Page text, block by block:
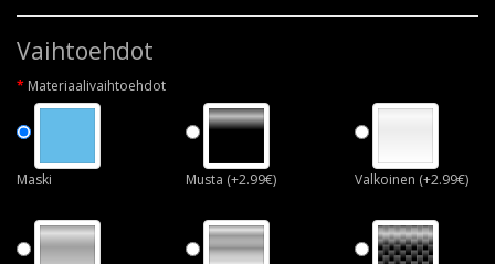
Vaihtoehdot
Materiaalivaihtoehdot
Maski Musta (+2.99€) Valkoinen (+2.99€)